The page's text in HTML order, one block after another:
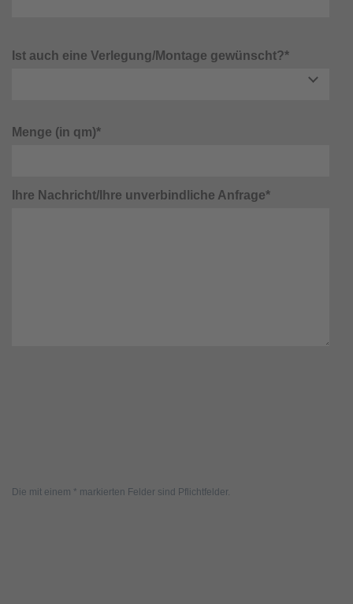
Ist auch eine Verlegung/Montage gewünscht?*
Menge (in qm)*
Ihre Nachricht/Ihre unverbindliche Anfrage*
Die mit einem * markierten Felder sind Pflichtfelder.